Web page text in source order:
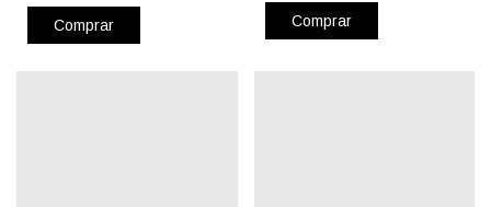
Comprar Comprar